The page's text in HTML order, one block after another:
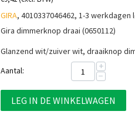
GIRA, 4010337046462, 1-3 werkdagen
Gira dimmerknop draai (0650112)
Glanzend wit/zuiver wit, draaiknop
Aantal:
+
−
LEG IN DE WINKELWAGEN